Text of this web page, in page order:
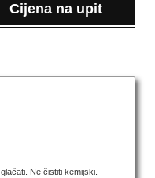
Cijena na upit
Ne čistiti kemijski.